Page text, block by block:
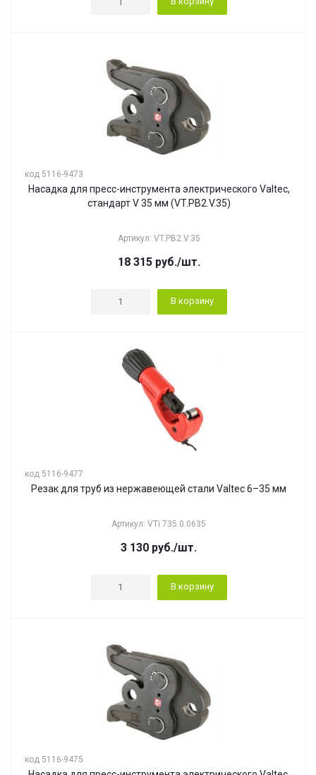
код 5116-9473
Насадка для пресс-инструмента электрического Valtec,
стандарт V 35 мм (VT.PB2.V.35)
Артикул: VT.PB2.V.35
18 315руб./шт.
В корзину
код 5116-9477
Резак для труб из нержавеющей стали Valtec 6–35 мм
Артикул: VTi.735.0.0635
3 130 руб./шт.
В корзину
код 5116-9475